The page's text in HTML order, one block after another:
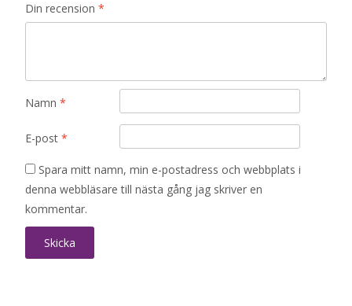
Din recension *
Namn *
E-post *
Spara mitt namn, min e-postadress och webbplats i
denna webbläsare till nästa gång jag skriver en
kommentar.